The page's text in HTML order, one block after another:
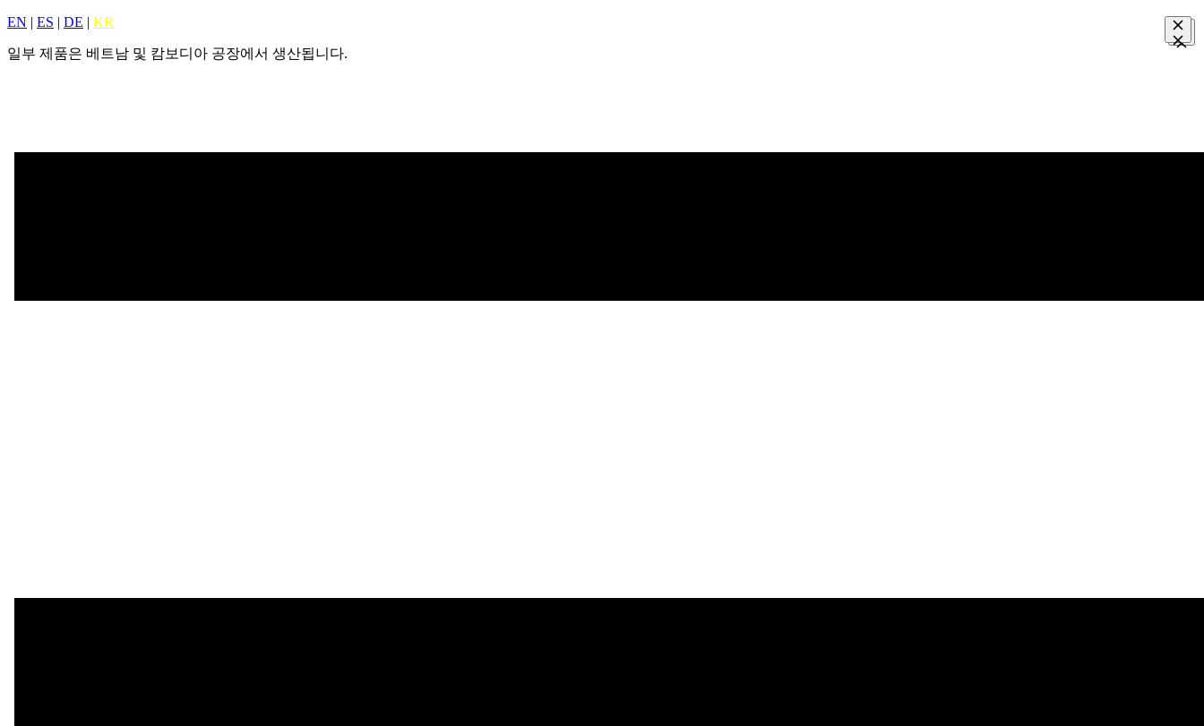
EN | ES | DE | KR
일부 제품은 베트남 및 캄보디아 공장에서 생산됩니다.